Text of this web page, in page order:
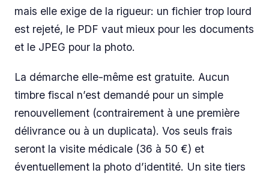
mais elle exige de la rigueur: un fichier trop lourd
est rejeté, le PDF vaut mieux pour les documents
et le JPEG pour la photo.
La démarche elle-même est gratuite. Aucun
timbre fiscal n’est demandé pour un simple
renouvellement (contrairement à une première
délivrance ou à un duplicata). Vos seuls frais
seront la visite médicale (36 à 50 €) et
éventuellement la photo d’identité. Un site tiers